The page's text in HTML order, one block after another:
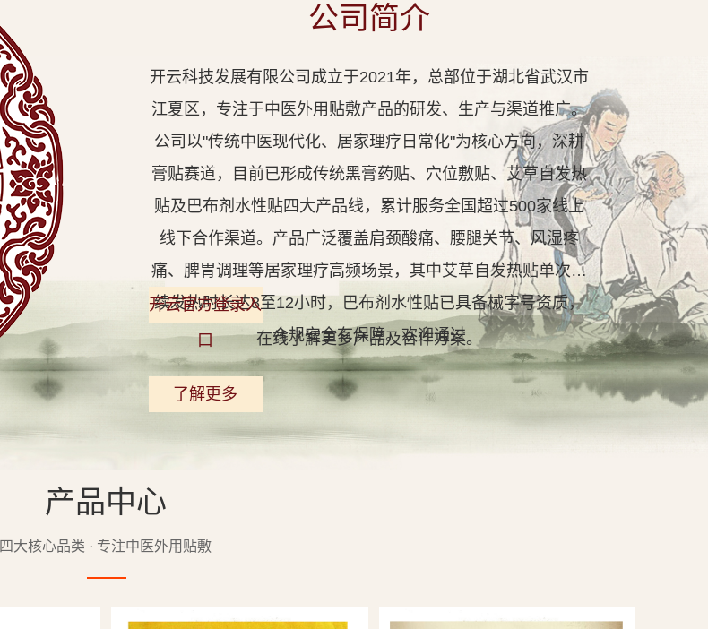
公司简介
开云科技发展有限公司成立于2021年，总部位于湖北省武汉市
江夏区，专注于中医外用贴敷产品的研发、生产与渠道推广。
公司以"传统中医现代化、居家理疗日常化"为核心方向，深耕
膏贴赛道，目前已形成传统黑膏药贴、穴位敷贴、艾草自发热
贴及巴布剂水性贴四大产品线，累计服务全国超过500家线上
线下合作渠道。产品广泛覆盖肩颈酸痛、腰腿关节、风湿疼
痛、脾胃调理等居家理疗高频场景，其中艾草自发热贴单次持
续发热时长达8至12小时，巴布剂水性贴已具备械字号资质，
合规安全有保障。欢迎通过
开云官方登录入
口
在线了解更多产品及合作方案。
了解更多
产品中心
四大核心品类 · 专注中医外用贴敷